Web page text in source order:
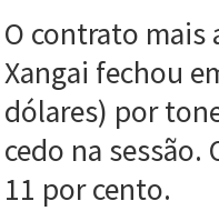
O contrato mais
Xangai fechou
dólares) por
cedo na sessão.
11 por cento.